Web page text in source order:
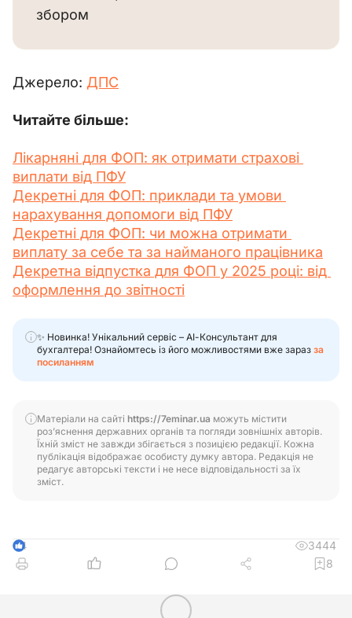
збором
Джерело: ДПС
Читайте більше:
Лікарняні для ФОП: як отримати страхові
виплати від ПФУ
Декретні для ФОП: приклади та умови
нарахування допомоги від ПФУ
Декретні для ФОП: чи можна отримати
виплату за себе та за найманого працівника
Декретна відпустка для ФОП у 2025 році: від
оформлення до звітності
✨ Новинка! Унікальний сервіс – АІ-Консультант для
бухгалтера! Ознайомтесь із його можливостями вже зараз за
посиланням
Матеріали на сайті https://7eminar.ua можуть містити
роз’яснення державних органів та погляди зовнішніх авторів.
Їхній зміст не завжди збігається з позицією редакції. Кожна
публікація відображає особисту думку автора. Редакція не
редагує авторські тексти і не несе відповідальності за їх
зміст.
4
3444
8